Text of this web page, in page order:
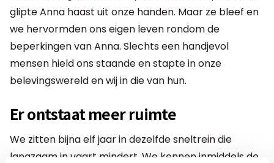
glipte Anna haast uit onze handen. Maar ze bleef en
we hervormden ons eigen leven rondom de
beperkingen van Anna. Slechts een handjevol
mensen hield ons staande en stapte in onze
belevingswereld en wij in die van hun.
Er ontstaat meer ruimte
We zitten bijna elf jaar in dezelfde sneltrein die
langzaam in vaart mindert. We kennen inmiddels de